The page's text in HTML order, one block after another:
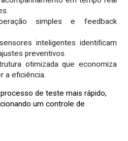
simples e feedback
sensores inteligentes identificam
preventivos.
otimizada que economiza
a eficiência.
de teste mais rápido,
um controle de